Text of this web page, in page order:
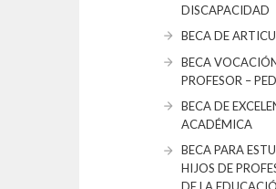
DISCAPACIDAD
BECA DE
BECA
PROFESOR –
BECA DE
ACADÉMICA
BECA PARA
HIJOS DE